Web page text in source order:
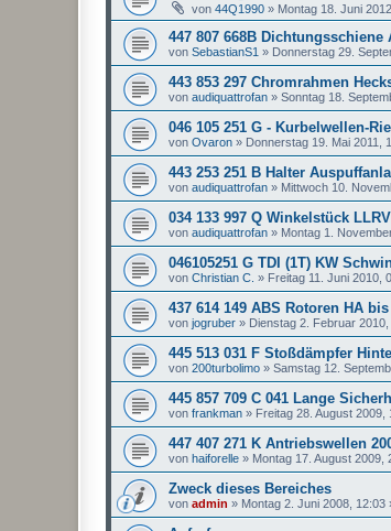
von 44Q1990 » Montag 18. Juni
447 807 668B Dichtungsschiene
von SebastianS1 » Donnerstag 29.
443 853 297 Chromrahmen
von audiquattrofan » Sonntag 18.
046 105 251 G - Kurbelwellen-
von Ovaron » Donnerstag 19. Mai 2011,
443 253 251 B Halter
von audiquattrofan » Mittwoch 10.
034 133 997 Q Winkelstück LLRV
von audiquattrofan » Montag 1.
046105251 G TDI (1T) KW
von Christian C. » Freitag 11. Juni 2010,
437 614 149 ABS Rotoren HA
von jogruber » Dienstag 2. Februar
445 513 031 F Stoßdämpfer
von 200turbolimo » Samstag 12.
445 857 709 C 041 Lange
von frankman » Freitag 28. August 2009,
447 407 271 K Antriebswellen
von haiforelle » Montag 17. August 2009,
Zweck dieses Bereiches
von admin » Montag 2. Juni 2008, 12:03